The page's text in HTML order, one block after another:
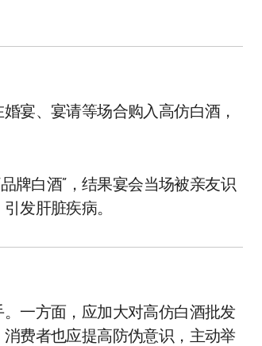
宴、宴请等场合购入高仿白酒，
牌白酒”，结果宴会当场被亲友识
发肝脏疾病。
一方面，应加大对高仿白酒批发
费者也应提高防伪意识，主动举